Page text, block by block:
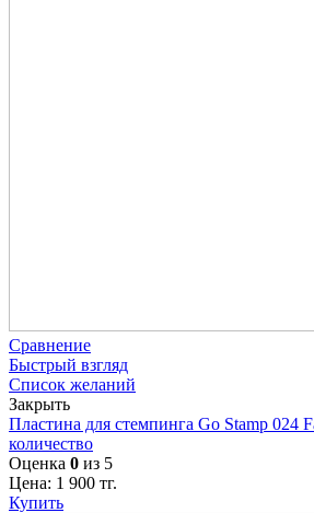
Сравнение
Быстрый взгляд
Список желаний
Закрыть
Пластина для стемпинга Go Stamp 024
количество
Оценка 0 из 5
Цена: 1 900 тг.
Купить